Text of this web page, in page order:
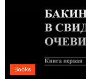
Books